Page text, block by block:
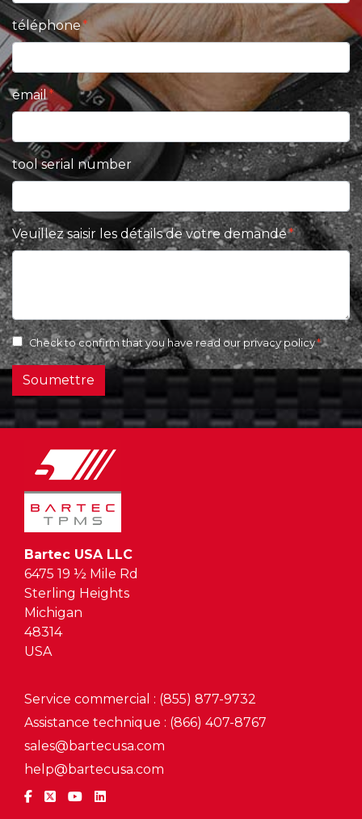
téléphone
email
tool serial number
Veuillez saisir les détails de votre demande
Check to confirm that you have read our privacy policy
Soumettre
Bartec USA LLC
6475 19 ½ Mile Rd
Sterling Heights
Michigan
48314
USA
Service commercial : (855) 877-9732
Assistance technique : (866) 407-8767
sales@bartecusa.com
help@bartecusa.com